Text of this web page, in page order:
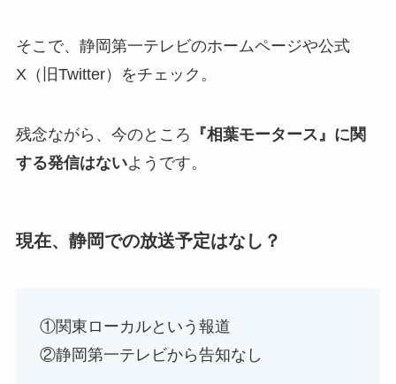
そこで、静岡第一テレビのホームページや公式
X（旧Twitter）をチェック。
残念ながら、今のところ 『相葉モータース』に関
する発信はないようです。
現在、静岡での放送予定はなし？
①関東ローカルという報道
②静岡第一テレビから告知なし